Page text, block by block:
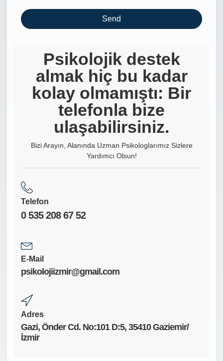
Psikolojik destek
almak hiç bu kadar
kolay olmamıştı: Bir
telefonla bize
ulaşabilirsiniz.
Bizi Arayın, Alanında Uzman Psikologlarımız Sizlere
Yardımcı Olsun!
Telefon
0 535 208 67 52
E-Mail
psikolojiizmir@gmail.com
Adres
Gazi, Önder Cd. No:101 D:5, 35410 Gaziemir/
İzmir
Send
be left
blank